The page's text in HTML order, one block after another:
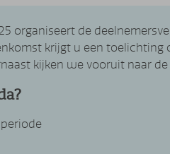
organiseert de
krijgt u een toelichting
kijken we vooruit naar